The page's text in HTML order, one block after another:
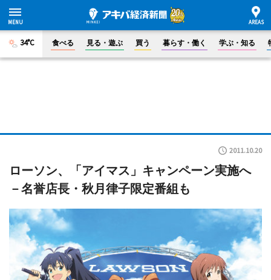
34°C 食べる 見る・遊ぶ 買う 暮らす・働く 学ぶ・知る
2011.10.20
ローソン、「アイマス」キャンペーン実施へ
－名誉店長・秋月律子限定番組も